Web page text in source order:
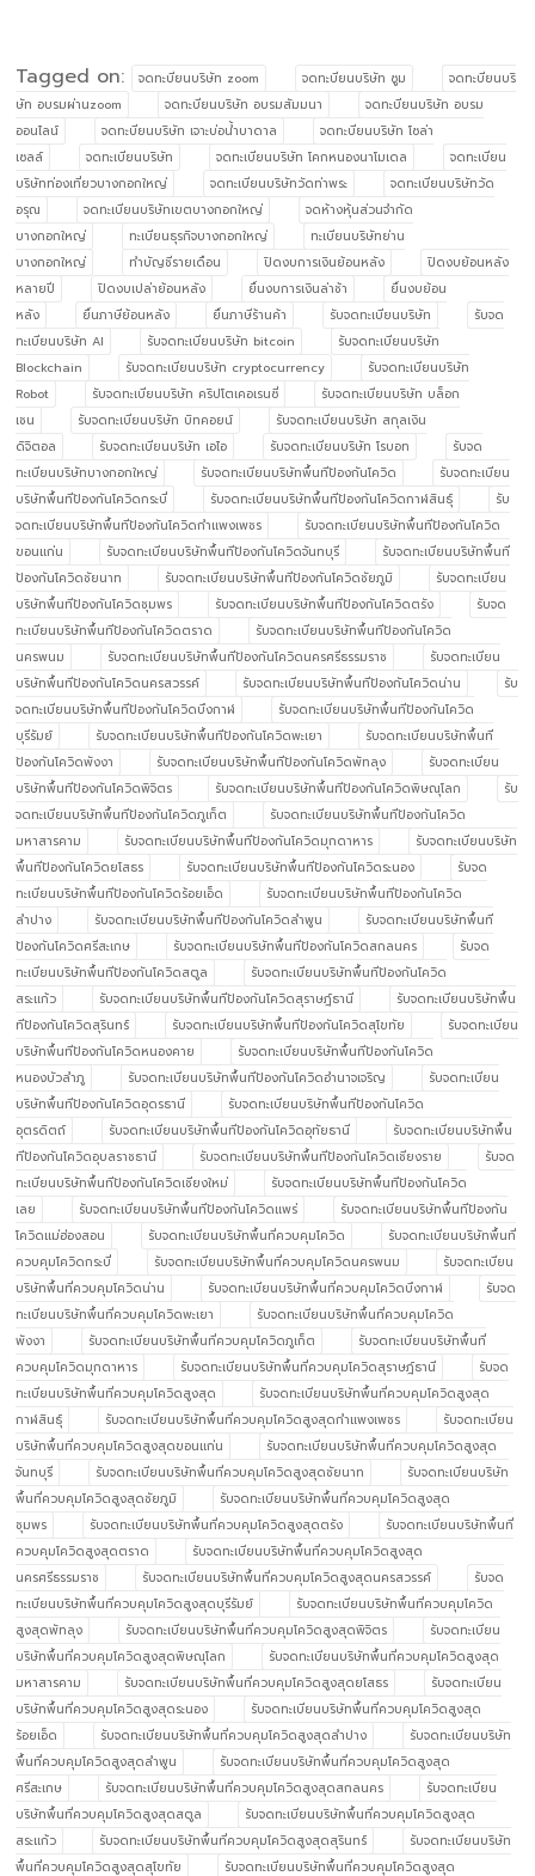
Tagged on: จดทะบียนบริษัท zoom จดทะบียนบริษัท ซูม
จดทะบียนบริ
ษัท อบรมผ่านzoom
จดทะบียนบริษัท อบรมสัมมนา
จดทะบียนบริษัท อบรม
ออนไลน์
จดทะบียนบริษัท เจาะบ่อน้ำบาดาล
จดทะบียนบริษัท โซล่า
เซลล์
จดทะเบียนบริษัท จดทะเบียนบริษัท โคกหนองนาโมเดล
จดทะเบียน
บริษัทท่องเที่ยวบางกอกใหญ่
จดทะเบียนบริษัทวัดท่าพระ
จดทะเบียนบริษัทวัด
อรุณ
จดทะเบียนบริษัทเขตบางกอกใหญ่
จดห้างหุ้นส่วนจำกัด
บางกอกใหญ่
ทะเบียนธุรกิจบางกอกใหญ่
ทะเบียนบริษัทย่าน
บางกอกใหญ่
ทำบัญชีรายเดือน ปิดงบการเงินย้อนหลัง
ปิดงบย้อนหลัง
หลายปี
ปิดงบเปล่าย้อนหลัง ยื่นงบการเงินล่าช้า
ยื่นงบย้อน
หลัง
ยื่นภาษีย้อนหลัง ยื่นภาษีร้านค้า รับจดทะเบียนบริษัท
รับจด
ทะเบียนบริษัท AI
รับจดทะเบียนบริษัท bitcoin
รับจดทะเบียนบริษัท
Blockchain
รับจดทะเบียนบริษัท cryptocurrency
รับจดทะเบียนบริษัท
Robot
รับจดทะเบียนบริษัท คริปโตเคอเรนซี่
รับจดทะเบียนบริษัท บล็อก
เชน
รับจดทะเบียนบริษัท บิทคอยน์
รับจดทะเบียนบริษัท สกุลเงิน
ดิจิตอล
รับจดทะเบียนบริษัท เอไอ รับจดทะเบียนบริษัท โรบอท
รับจด
ทะเบียนบริษัทบางกอกใหญ่
รับจดทะเบียนบริษัทพื้นทีป้องกันโควิด
รับจดทะเบียน
บริษัทพื้นทีป้องกันโควิดกระบี่
รับจดทะเบียนบริษัทพื้นทีป้องกันโควิดกาฬสินธุ์
รับ
จดทะเบียนบริษัทพื้นทีป้องกันโควิดกำแพงเพชร
รับจดทะเบียนบริษัทพื้นทีป้องกันโควิด
ขอนแก่น
รับจดทะเบียนบริษัทพื้นทีป้องกันโควิดจันทบุรี
รับจดทะเบียนบริษัทพื้นที
ป้องกันโควิดชัยนาท
รับจดทะเบียนบริษัทพื้นทีป้องกันโควิดชัยภูมิ
รับจดทะเบียน
บริษัทพื้นทีป้องกันโควิดชุมพร
รับจดทะเบียนบริษัทพื้นทีป้องกันโควิดตรัง
รับจด
ทะเบียนบริษัทพื้นทีป้องกันโควิดตราด
รับจดทะเบียนบริษัทพื้นทีป้องกันโควิด
นครพนม
รับจดทะเบียนบริษัทพื้นทีป้องกันโควิดนครศรีธรรมราช
รับจดทะเบียน
บริษัทพื้นทีป้องกันโควิดนครสวรรค์
รับจดทะเบียนบริษัทพื้นทีป้องกันโควิดน่าน
รับ
จดทะเบียนบริษัทพื้นทีป้องกันโควิดบึงกาฬ
รับจดทะเบียนบริษัทพื้นทีป้องกันโควิด
บุรีรัมย์
รับจดทะเบียนบริษัทพื้นทีป้องกันโควิดพะเยา
รับจดทะเบียนบริษัทพื้นที
ป้องกันโควิดพังงา
รับจดทะเบียนบริษัทพื้นทีป้องกันโควิดพัทลุง
รับจดทะเบียน
บริษัทพื้นทีป้องกันโควิดพิจิตร
รับจดทะเบียนบริษัทพื้นทีป้องกันโควิดพิษณุโลก
รับ
จดทะเบียนบริษัทพื้นทีป้องกันโควิดภูเก็ต
รับจดทะเบียนบริษัทพื้นทีป้องกันโควิด
มหาสารคาม
รับจดทะเบียนบริษัทพื้นทีป้องกันโควิดมุกดาหาร
รับจดทะเบียนบริษัท
พื้นทีป้องกันโควิดยโสธร
รับจดทะเบียนบริษัทพื้นทีป้องกันโควิดระนอง
รับจด
ทะเบียนบริษัทพื้นทีป้องกันโควิดร้อยเอ็ด
รับจดทะเบียนบริษัทพื้นทีป้องกันโควิด
ลำปาง
รับจดทะเบียนบริษัทพื้นทีป้องกันโควิดลำพูน
รับจดทะเบียนบริษัทพื้นที
ป้องกันโควิดศรีสะเกษ
รับจดทะเบียนบริษัทพื้นทีป้องกันโควิดสกลนคร
รับจด
ทะเบียนบริษัทพื้นทีป้องกันโควิดสตูล
รับจดทะเบียนบริษัทพื้นทีป้องกันโควิด
สระแก้ว
รับจดทะเบียนบริษัทพื้นทีป้องกันโควิดสุราษฎ์ธานี
รับจดทะเบียนบริษัทพื้น
ทีป้องกันโควิดสุรินทร์
รับจดทะเบียนบริษัทพื้นทีป้องกันโควิดสุโขทัย
รับจดทะเบียน
บริษัทพื้นทีป้องกันโควิดหนองคาย
รับจดทะเบียนบริษัทพื้นทีป้องกันโควิด
หนองบัวลำภู
รับจดทะเบียนบริษัทพื้นทีป้องกันโควิดอำนาจเจริญ
รับจดทะเบียน
บริษัทพื้นทีป้องกันโควิดอุดรธานี
รับจดทะเบียนบริษัทพื้นทีป้องกันโควิด
อุตรดิตถ์
รับจดทะเบียนบริษัทพื้นทีป้องกันโควิดอุทัยธานี
รับจดทะเบียนบริษัทพื้น
ทีป้องกันโควิดอุบลราชธานี
รับจดทะเบียนบริษัทพื้นทีป้องกันโควิดเชียงราย
รับจด
ทะเบียนบริษัทพื้นทีป้องกันโควิดเชียงใหม่
รับจดทะเบียนบริษัทพื้นทีป้องกันโควิด
เลย
รับจดทะเบียนบริษัทพื้นทีป้องกันโควิดแพร่
รับจดทะเบียนบริษัทพื้นทีป้องกัน
โควิดแม่ฮ่องสอน
รับจดทะเบียนบริษัทพื้นที่ควบคุมโควิด
รับจดทะเบียนบริษัทพื้นที่
ควบคุมโควิดกระบี่
รับจดทะเบียนบริษัทพื้นที่ควบคุมโควิดนครพนม
รับจดทะเบียน
บริษัทพื้นที่ควบคุมโควิดน่าน
รับจดทะเบียนบริษัทพื้นที่ควบคุมโควิดบึงกาฬ
รับจด
ทะเบียนบริษัทพื้นที่ควบคุมโควิดพะเยา
รับจดทะเบียนบริษัทพื้นที่ควบคุมโควิด
พังงา
รับจดทะเบียนบริษัทพื้นที่ควบคุมโควิดภูเก็ต
รับจดทะเบียนบริษัทพื้นที่
ควบคุมโควิดมุกดาหาร
รับจดทะเบียนบริษัทพื้นที่ควบคุมโควิดสุราษฎ์ธานี
รับจด
ทะเบียนบริษัทพื้นที่ควบคุมโควิดสูงสุด
รับจดทะเบียนบริษัทพื้นที่ควบคุมโควิดสูงสุด
กาฬสินธุ์
รับจดทะเบียนบริษัทพื้นที่ควบคุมโควิดสูงสุดกำแพงเพชร
รับจดทะเบียน
บริษัทพื้นที่ควบคุมโควิดสูงสุดขอนแก่น
รับจดทะเบียนบริษัทพื้นที่ควบคุมโควิดสูงสุด
จันทบุรี
รับจดทะเบียนบริษัทพื้นที่ควบคุมโควิดสูงสุดชัยนาท
รับจดทะเบียนบริษัท
พื้นที่ควบคุมโควิดสูงสุดชัยภูมิ
รับจดทะเบียนบริษัทพื้นที่ควบคุมโควิดสูงสุด
ชุมพร
รับจดทะเบียนบริษัทพื้นที่ควบคุมโควิดสูงสุดตรัง
รับจดทะเบียนบริษัทพื้นที่
ควบคุมโควิดสูงสุดตราด
รับจดทะเบียนบริษัทพื้นที่ควบคุมโควิดสูงสุด
นครศรีธรรมราช
รับจดทะเบียนบริษัทพื้นที่ควบคุมโควิดสูงสุดนครสวรรค์
รับจด
ทะเบียนบริษัทพื้นที่ควบคุมโควิดสูงสุดบุรีรัมย์
รับจดทะเบียนบริษัทพื้นที่ควบคุมโควิด
สูงสุดพัทลุง
รับจดทะเบียนบริษัทพื้นที่ควบคุมโควิดสูงสุดพิจิตร
รับจดทะเบียน
บริษัทพื้นที่ควบคุมโควิดสูงสุดพิษณุโลก
รับจดทะเบียนบริษัทพื้นที่ควบคุมโควิดสูงสุด
มหาสารคาม
รับจดทะเบียนบริษัทพื้นที่ควบคุมโควิดสูงสุดยโสธร
รับจดทะเบียน
บริษัทพื้นที่ควบคุมโควิดสูงสุดระนอง
รับจดทะเบียนบริษัทพื้นที่ควบคุมโควิดสูงสุด
ร้อยเอ็ด
รับจดทะเบียนบริษัทพื้นที่ควบคุมโควิดสูงสุดลำปาง
รับจดทะเบียนบริษัท
พื้นที่ควบคุมโควิดสูงสุดลำพูน
รับจดทะเบียนบริษัทพื้นที่ควบคุมโควิดสูงสุด
ศรีสะเกษ
รับจดทะเบียนบริษัทพื้นที่ควบคุมโควิดสูงสุดสกลนคร
รับจดทะเบียน
บริษัทพื้นที่ควบคุมโควิดสูงสุดสตูล
รับจดทะเบียนบริษัทพื้นที่ควบคุมโควิดสูงสุด
สระแก้ว
รับจดทะเบียนบริษัทพื้นที่ควบคุมโควิดสูงสุดสุรินทร์
รับจดทะเบียนบริษัท
พื้นที่ควบคุมโควิดสูงสุดสุโขทัย
รับจดทะเบียนบริษัทพื้นที่ควบคุมโควิดสูงสุด